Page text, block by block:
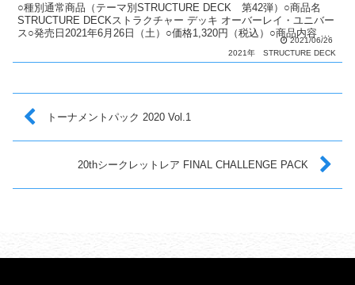
○種別通常商品（テーマ別STRUCTURE DECK 第42弾）○商品名
STRUCTURE DECKストラクチャー デッキ オーバーレイ・ユニバー
ス○発売日2021年6月26日（土）○価格1,320円（税込）○商品内容 構
2021/06/26
2021年
STRUCTURE DECK
トーナメントパック 2020 Vol.1
20thシークレットレア FINAL CHALLENGE PACK